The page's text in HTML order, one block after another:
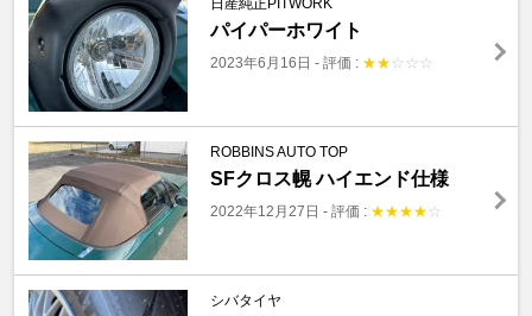
パイパーホワイト
2023年6月16日 - 評価 : ★★ ☆ ☆ ☆
ROBBINS AUTO TOP
SFクロス幌 ハイエンド仕様
2022年12月27日 - 評価 : ★★★★ ☆
シバタイヤ